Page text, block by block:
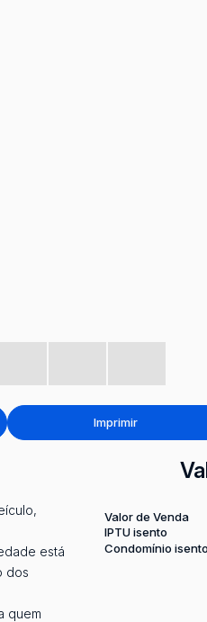
Imprimir
está
dos
quem
Valor de Venda
IPTU isento
Condomínio isento